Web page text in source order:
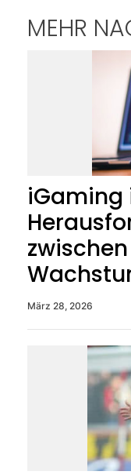
MEHR
iGaming
März 28, 2026